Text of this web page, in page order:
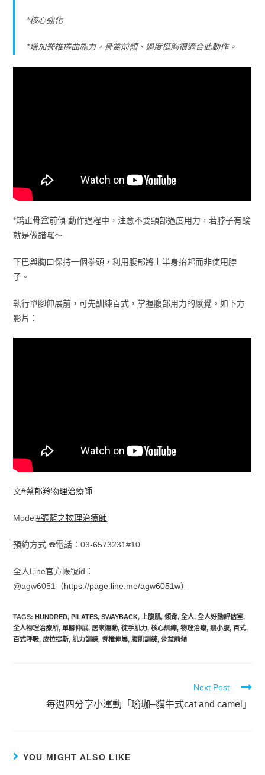
*核心強化
*增加脊椎捲曲能力，骨盆前傾、過度挺胸很適合此動作。
*矯正骨盆前傾 動作過程中，注意不要頸部過度用力，若脖子有酸
就是做錯囉～
下巴與胸口保持一個拳頭，利用腹部將上半身抬起而非使用脖
子。
執行單腳伸展前，可先訓練百式，掌握腹部用力的感覺。如下方
影片：
文#蔡郁羚物理治療師
Model#張藍之物理治療師
預約方式 ☎️電話：03-6573231#10
全人Line官方帳號id：
@agw6051（https://page.line.me/agw6051w）
TAGS:HUNDRED, PILATES, SWAYBACK, 上腹肌, 傾背, 全人, 全人好動評估室,
全人物理治療所, 單腳伸展, 居家運動, 徒手肌力, 核心訓練, 物理治療, 瘦小腹, 百式,
百式呼吸, 皮拉提斯, 肌力訓練, 脊椎伸展, 腹肌訓練, 骨盆前傾
Next Post
每週四分享小運動「瑜珈–貓牛式cat and camel」
YOU MIGHT ALSO LIKE